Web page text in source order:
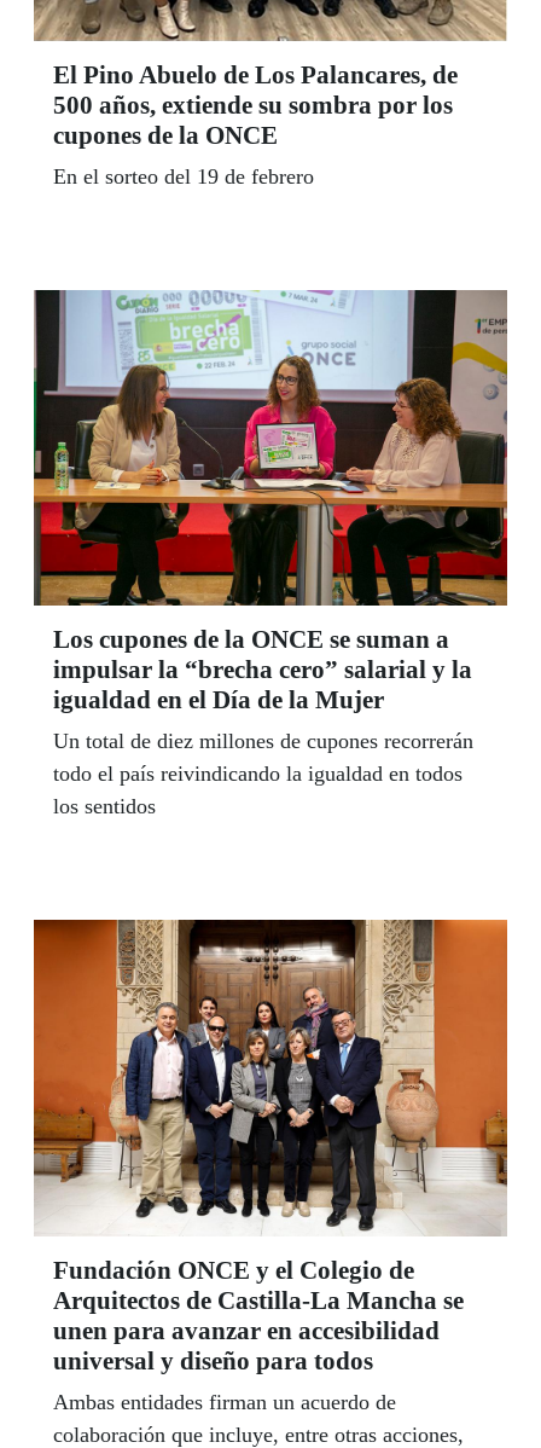
El Pino Abuelo de Los Palancares, de
500 años, extiende su sombra por los
cupones de la ONCE
En el sorteo del 19 de febrero
Los cupones de la ONCE se suman a
impulsar la “brecha cero” salarial y la
igualdad en el Día de la Mujer
Un total de diez millones de cupones recorrerán
todo el país reivindicando la igualdad en todos
los sentidos
Fundación ONCE y el Colegio de
Arquitectos de Castilla-La Mancha se
unen para avanzar en accesibilidad
universal y diseño para todos
Ambas entidades firman un acuerdo de
colaboración que incluye, entre otras acciones,